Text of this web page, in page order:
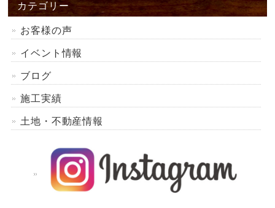
カテゴリー
お客様の声
イベント情報
ブログ
施工実績
土地・不動産情報